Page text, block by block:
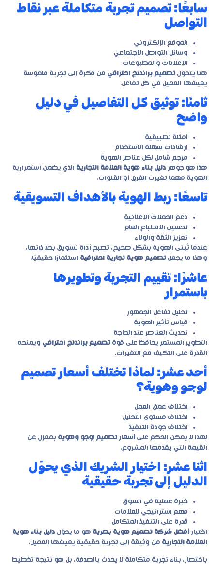
سابعًا: تصميم تجربة متكاملة عبر نقاط
التواصل
الموقع الإلكتروني
وسائل التواصل الاجتماعي
الإعلانات والمطبوعات
هنا يتحول تصميم براندنج احترافي من فكرة إلى تجربة ملموسة
يعيشها العميل في كل تفاعل.
ثامنًا: توثيق كل التفاصيل في دليل
واضح
أمثلة تطبيقية
إرشادات سهلة الاستخدام
مرجع شامل لكل عناصر الهوية
هذا هو جوهر دليل بناء هوية العلامة التجارية الذي يضمن استمرارية
الهوية مهما تغيرت الفرق أو القنوات.
تاسعًا: ربط الهوية بالأهداف التسويقية
دعم الحملات الإعلانية
تحسين الانطباع العام
تعزيز الثقة والولاء
عندما تُبنى الهوية بشكل صحيح، تصبح أداة تسويق بحد ذاتها،
وهذا ما يجعل تصميم هوية تجارية احترافية استثمارًا حقيقيًا.
عاشرًا: تقييم التجربة وتطويرها
باستمرار
تحليل تفاعل الجمهور
قياس تأثير الهوية
تحديث العناصر عند الحاجة
التطوير المستمر يحافظ على قوة تصميم براندنج احترافي ويمنحه
القدرة على التكيف مع التغيرات.
أحد عشر: لماذا تختلف أسعار تصميم
لوجو وهوية؟
اختلاف عمق العمل
اختلاف مستوى التحليل
اختلاف جودة التنفيذ
لهذا لا يمكن الحكم على أسعار تصميم لوجو وهوية بمعزل عن
القيمة التي يقدمها المشروع.
اثنا عشر: اختيار الشريك الذي يحوّل
الدليل إلى تجربة حقيقية
خبرة عملية في السوق
فهم استراتيجي للعلامات
قدرة على التنفيذ المتكامل
اختيار أفضل شركة تصميم هوية بصرية هو ما يحوّل دليل بناء هوية
العلامة التجارية من وثيقة إلى تجربة حقيقية يعيشها العميل.
باختصار، بناء تجربة متكاملة لا يحدث بالصدفة، بل هو نتيجة تخطيط